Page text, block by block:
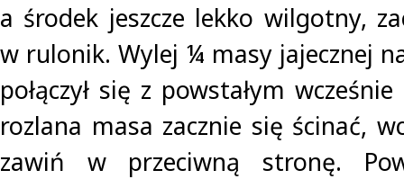
a środek jeszcze lekko wilgotny,
w rulonik. Wylej ¼ masy jajecznej
połączył się z powstałym
rozlana masa zacznie się ścinać,
zawiń w przeciwną stronę.